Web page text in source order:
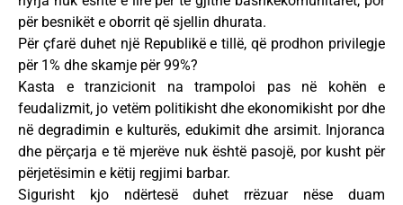
për besnikët e oborrit që sjellin dhurata.
Për çfarë duhet një Republikë e tillë, që prodhon privilegje
për 1% dhe skamje për 99%?
Kasta e tranzicionit na trampoloi pas në kohën e
feudalizmit, jo vetëm politikisht dhe ekonomikisht por dhe
në degradimin e kulturës, edukimit dhe arsimit. Injoranca
dhe përçarja e të mjerëve nuk është pasojë, por kusht për
përjetësimin e këtij regjimi barbar.
Sigurisht kjo ndërtesë duhet rrëzuar nëse duam